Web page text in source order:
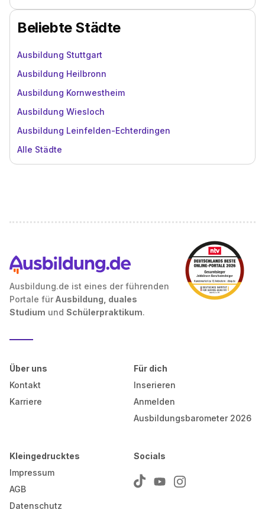
Beliebte Städte
Ausbildung Stuttgart
Ausbildung Heilbronn
Ausbildung Kornwestheim
Ausbildung Wiesloch
Ausbildung Leinfelden-Echterdingen
Alle Städte
Ausbildung.de ist eines der führenden
Portale für Ausbildung, duales
Studium und Schülerpraktikum.
Über uns
Kontakt
Karriere
Für dich
Inserieren
Anmelden
Ausbildungsbarometer 2026
Kleingedrucktes
Impressum
AGB
Datenschutz
Socials